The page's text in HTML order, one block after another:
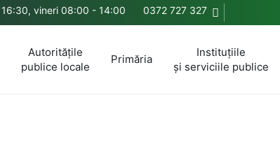
vineri 08:00 - 14:00 0372 727 327
Autoritățile
publice locale
Primăria
Instituțiile
și serviciile publice